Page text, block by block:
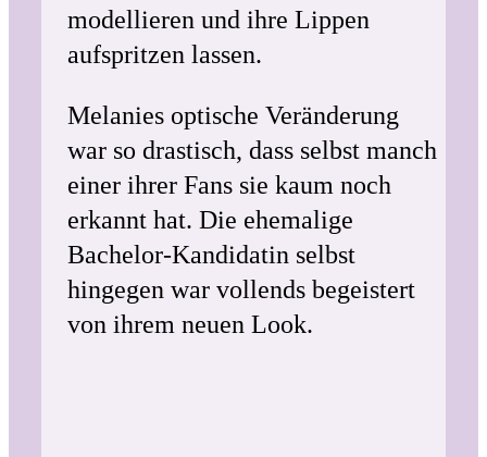
modellieren und ihre Lippen
aufspritzen lassen.
Melanies optische Veränderung
war so drastisch, dass selbst manch
einer ihrer Fans sie kaum noch
erkannt hat. Die ehemalige
Bachelor-Kandidatin selbst
hingegen war vollends begeistert
von ihrem neuen Look.